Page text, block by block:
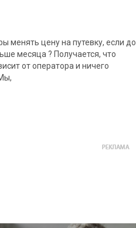
менять цену на путевку, если до
месяца ? Получается, что
от оператора и ничего